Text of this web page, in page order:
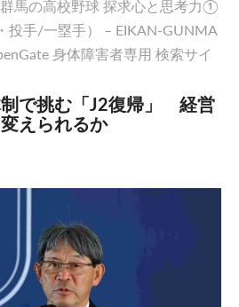
群馬の高校野球 探求心と思考力①
投手/一塁手） – EIKAN-GUNMA
身体障害者専用 検索サイ
で挑む「J2復帰」 経営
えられるか